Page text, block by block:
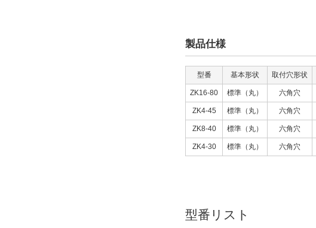
製品仕様
型番 基本形状 取付穴形状
ZK16-80 標準（丸） 六角穴
ZK4-45 標準（丸） 六角穴
ZK8-40 標準（丸） 六角穴
ZK4-30 標準（丸） 六角穴
型番リスト